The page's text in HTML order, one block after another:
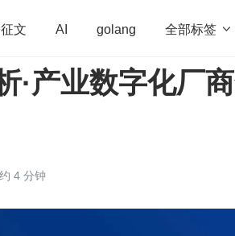
文 AI golang 全部标签 
学习方法 Web3.0 高
·产业数字化厂
4 分钟